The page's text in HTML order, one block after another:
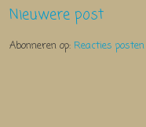
Nieuwere post
Abonneren op: Reacties